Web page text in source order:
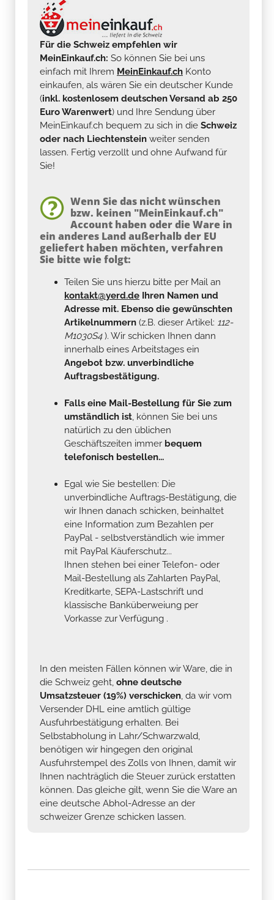
Für die Schweiz empfehlen wir
MeinEinkauf.ch: So können Sie bei uns
einfach mit Ihrem MeinEinkauf.ch Konto
einkaufen, als wären Sie ein deutscher Kunde
(inkl. kostenlosem deutschen Versand ab 250
Euro Warenwert) und Ihre Sendung über
MeinEinkauf.ch bequem zu sich in die Schweiz
oder nach Liechtenstein weiter senden
lassen. Fertig verzollt und ohne Aufwand für
Sie!
Wenn Sie das nicht wünschen
bzw. keinen "MeinEinkauf.ch"
Account haben oder die Ware in
ein anderes Land außerhalb der EU
geliefert haben möchten, verfahren
Sie bitte wie folgt:
Teilen Sie uns hierzu bitte per Mail an
kontakt@yerd.de Ihren Namen und
Adresse mit. Ebenso die gewünschten
Artikelnummern (z.B. dieser Artikel: 112-
M1030S4). Wir schicken Ihnen dann
innerhalb eines Arbeitstages ein
Angebot bzw. unverbindliche
Auftragsbestätigung.
Falls eine Mail-Bestellung für Sie zum
umständlich ist, können Sie bei uns
natürlich zu den üblichen
Geschäftszeiten immer bequem
telefonisch bestellen...
Egal wie Sie bestellen: Die
unverbindliche Auftrags-Bestätigung, die
wir Ihnen danach schicken, beinhaltet
eine Information zum Bezahlen per
PayPal - selbstverständlich wie immer
mit PayPal Käuferschutz...
Ihnen stehen bei einer Telefon- oder
Mail-Bestellung als Zahlarten PayPal,
Kreditkarte, SEPA-Lastschrift und
klassische Banküberweiung per
Vorkasse zur Verfügung .
In den meisten Fällen können wir Ware, die in
die Schweiz geht, ohne deutsche
Umsatzsteuer (19%) verschicken, da wir vom
Versender DHL eine amtlich gültige
Ausfuhrbestätigung erhalten. Bei
Selbstabholung in Lahr/Schwarzwald,
benötigen wir hingegen den original
Ausfuhrstempel des Zolls von Ihnen, damit wir
Ihnen nachträglich die Steuer zurück erstatten
können. Das gleiche gilt, wenn Sie die Ware an
eine deutsche Abhol-Adresse an der
schweizer Grenze schicken lassen.